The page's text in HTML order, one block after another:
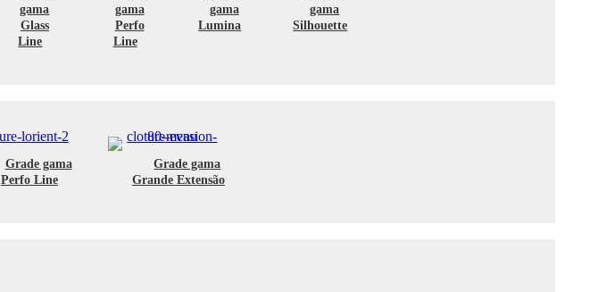
gama
Glass
Line
gama
Perfo
Line
gama
Lumina
gama
Silhouette
Grade gama
Perfo Line
Grade gama
Grande Extensão